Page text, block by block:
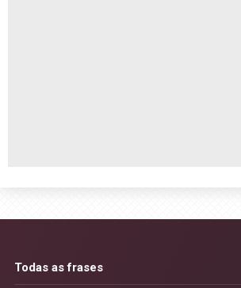
Todas as frases